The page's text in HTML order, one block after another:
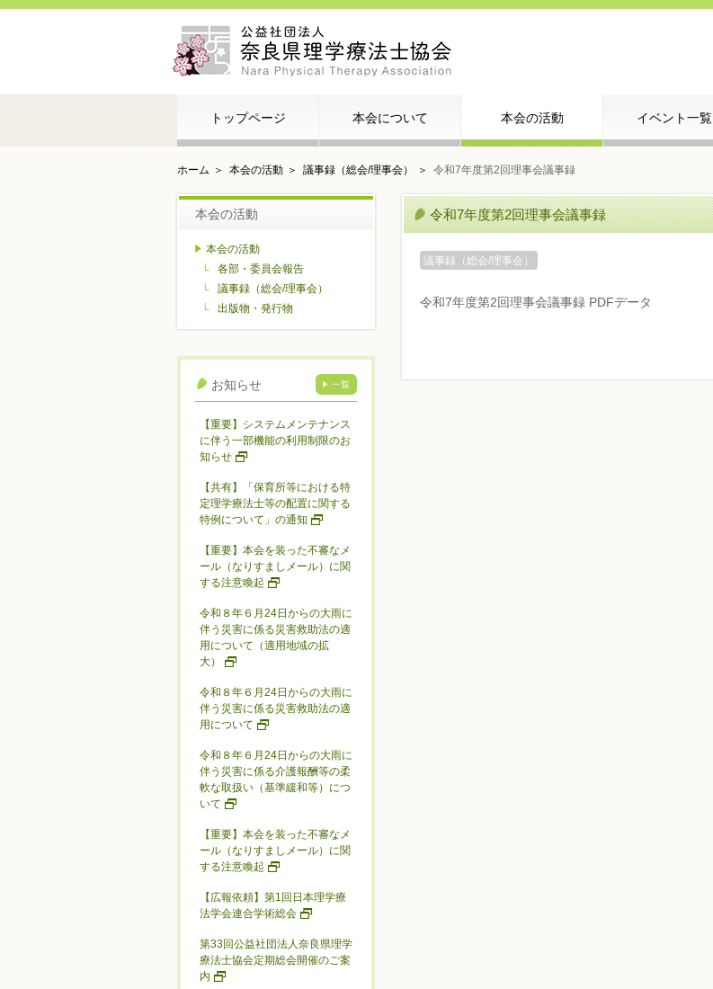
トップページ 本会について 本会の活動 イベント一覧
ホーム 本会の活動 議事録（総会/理事会） 令和7年度第2回理事会議事録
令和7年度第2回理事会議事録
議事録（総会/理事会）
令和7年度第2回理事会議事録 PDFデータ
本会の活動
本会の活動
各部・委員会報告
議事録（総会/理事会）
出版物・発行物
お知らせ 一覧
【重要】システムメンテナンス
に伴う一部機能の利用制限のお
知らせ
【共有】「保育所等における特
定理学療法士等の配置に関する
特例について」の通知
【重要】本会を装った不審なメ
ール（なりすましメール）に関
する注意喚起
令和８年６月24日からの大雨に
伴う災害に係る災害救助法の適
用について（適用地域の拡
大）
令和８年６月24日からの大雨に
伴う災害に係る災害救助法の適
用について
令和８年６月24日からの大雨に
伴う災害に係る介護報酬等の柔
軟な取扱い（基準緩和等）につ
いて
【重要】本会を装った不審なメ
ール（なりすましメール）に関
する注意喚起
【広報依頼】第1回日本理学療
法学会連合学術総会
第33回公益社団法人奈良県理学
療法士協会定期総会開催のご案
内